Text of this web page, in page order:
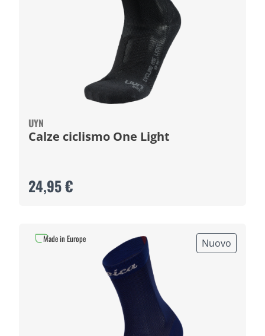
UYN
Calze ciclismo One Light
24,95 €
Nuovo
Made in Europe